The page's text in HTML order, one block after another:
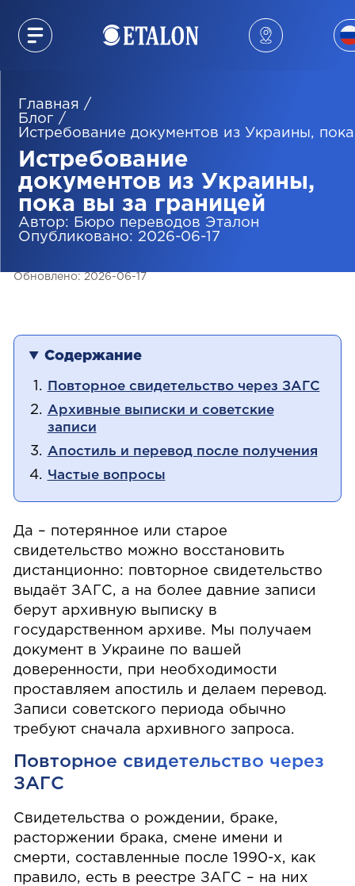
Главная /
Блог /
Истребование документов из Украины,
Истребование
документов из Украины,
пока вы за границей
Автор:
Бюро переводов Эталон
Опубликовано: 2026-06-17
Обновлено: 2026-06-17
Содержание
Повторное свидетельство через ЗАГС
Архивные выписки и советские
записи
Апостиль и перевод после получения
Частые вопросы
Да – потерянное или старое
свидетельство можно восстановить
дистанционно: повторное свидетельство
выдаёт ЗАГС, а на более давние записи
берут архивную выписку в
государственном архиве. Мы получаем
документ в Украине по вашей
доверенности, при необходимости
проставляем апостиль и делаем перевод.
Записи советского периода обычно
требуют сначала архивного запроса.
Повторное свидетельство через
ЗАГС
Свидетельства о рождении, браке,
расторжении брака, смене имени и
смерти, составленные после 1990-х, как
правило, есть в реестре ЗАГС – на них